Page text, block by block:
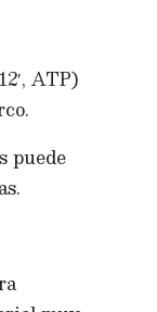
ATP)
puede